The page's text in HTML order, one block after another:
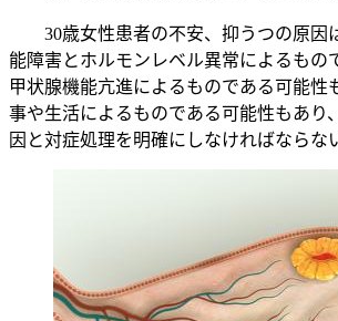
30歳女性患者の不安、抑うつの原因
能障害とホルモンレベル異常によるもの
甲状腺機能亢進によるものである可能性
事や生活によるものである可能性もあり
因と対症処理を明確にしなければならな